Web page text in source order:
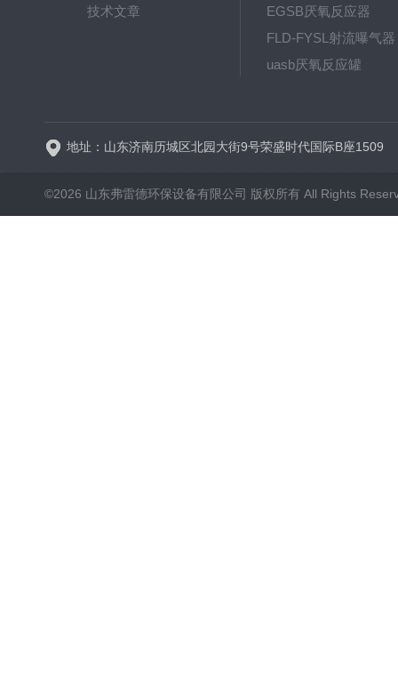
技术文章
EGSB厌氧反应器
FLD-FYSL射流曝气器
uasb厌氧反应罐
地址：山东济南历城区北园大街9号荣盛时代国际B座1509
©2026 山东弗雷德环保设备有限公司 版权所有 All Rights